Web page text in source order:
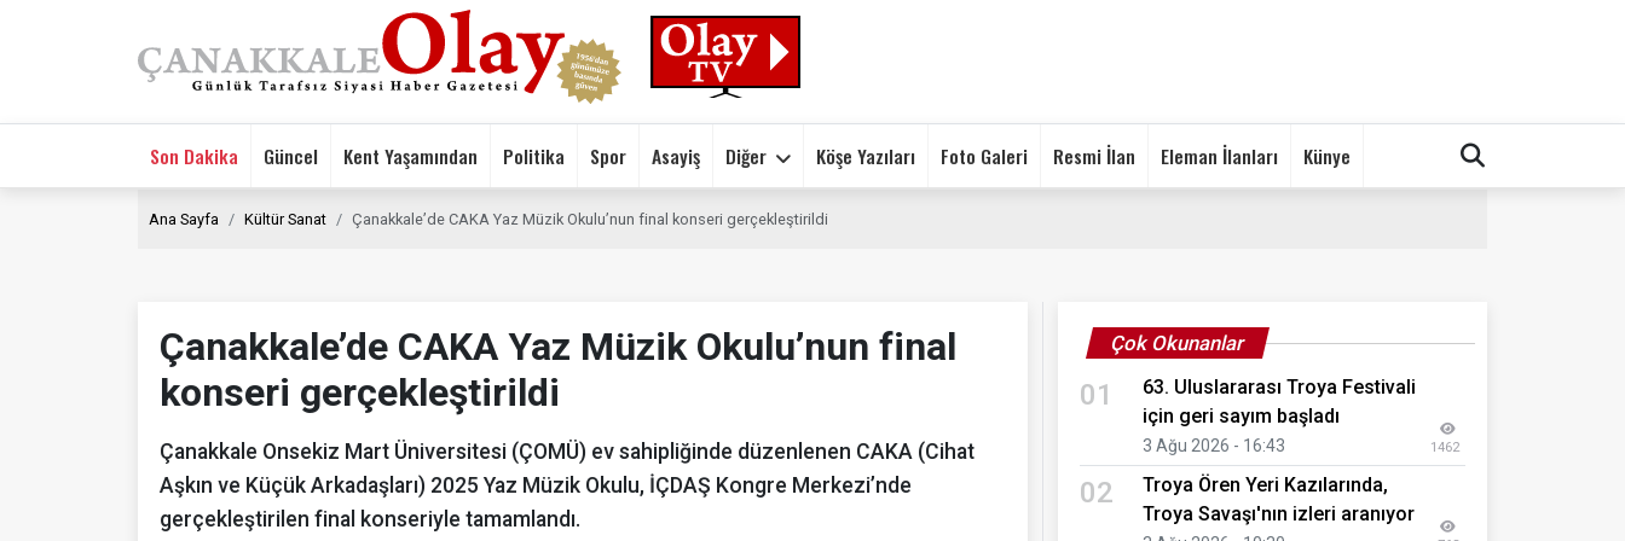
Son Dakika Güncel Kent Yaşamından Politika Spor Asayiş Diğer Köşe Yazıları Foto Galeri Resmi İlan Eleman İlanları Künye
Ana Sayfa Kültür Sanat Çanakkale’de CAKA Yaz Müzik Okulu’nun final konseri gerçekleştirildi
Çanakkale’de CAKA Yaz Müzik Okulu’nun final
konseri gerçekleştirildi
Çanakkale Onsekiz Mart Üniversitesi (ÇOMÜ) ev sahipliğinde düzenlenen CAKA (Cihat
Aşkın ve Küçük Arkadaşları) 2025 Yaz Müzik Okulu, İÇDAŞ Kongre Merkezi’nde
gerçekleştirilen final konseriyle tamamlandı.
Çok Okunanlar
01
63. Uluslararası Troya Festivali
için geri sayım başladı
3 Ağu 2026 - 16:43 1462
02
Troya Ören Yeri Kazılarında,
Troya Savaşı'nın izleri aranıyor